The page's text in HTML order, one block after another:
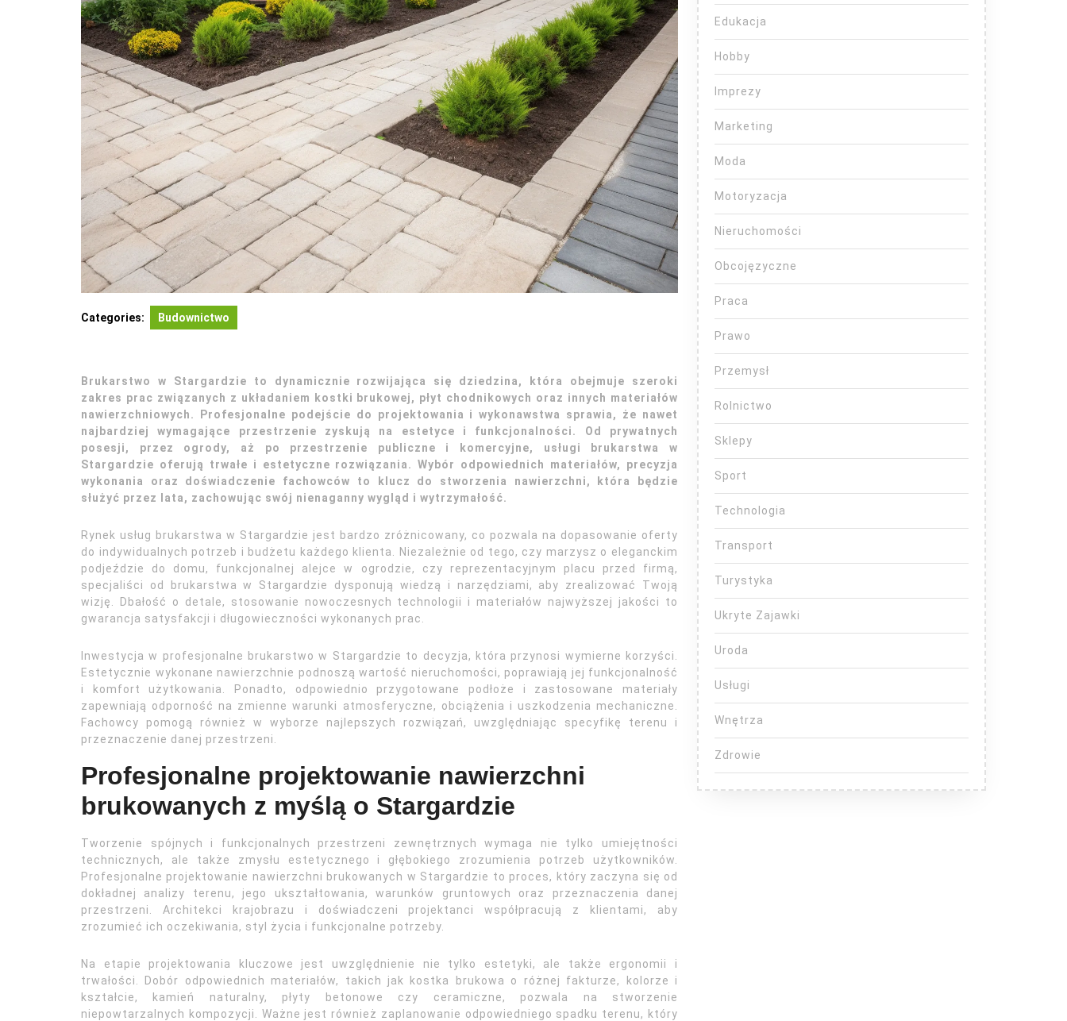
Categories: Budownictwo
Brukarstwo w Stargardzie to dynamicznie rozwijająca się dziedzina, która obejmuje szeroki
zakres prac związanych z układaniem kostki brukowej, płyt chodnikowych oraz innych materiałów
nawierzchniowych. Profesjonalne podejście do projektowania i wykonawstwa sprawia, że nawet
najbardziej wymagające przestrzenie zyskują na estetyce i funkcjonalności. Od prywatnych
posesji, przez ogrody, aż po przestrzenie publiczne i komercyjne, usługi brukarstwa w
Stargardzie oferują trwałe i estetyczne rozwiązania. Wybór odpowiednich materiałów, precyzja
wykonania oraz doświadczenie fachowców to klucz do stworzenia nawierzchni, która będzie
służyć przez lata, zachowując swój nienaganny wygląd i wytrzymałość.
Rynek usług brukarstwa w Stargardzie jest bardzo zróżnicowany, co pozwala na dopasowanie oferty
do indywidualnych potrzeb i budżetu każdego klienta. Niezależnie od tego, czy marzysz o eleganckim
podjeździe do domu, funkcjonalnej alejce w ogrodzie, czy reprezentacyjnym placu przed firmą,
specjaliści od brukarstwa w Stargardzie dysponują wiedzą i narzędziami, aby zrealizować Twoją
wizję. Dbałość o detale, stosowanie nowoczesnych technologii i materiałów najwyższej jakości to
gwarancja satysfakcji i długowieczności wykonanych prac.
Inwestycja w profesjonalne brukarstwo w Stargardzie to decyzja, która przynosi wymierne korzyści.
Estetycznie wykonane nawierzchnie podnoszą wartość nieruchomości, poprawiają jej funkcjonalność
i komfort użytkowania. Ponadto, odpowiednio przygotowane podłoże i zastosowane materiały
zapewniają odporność na zmienne warunki atmosferyczne, obciążenia i uszkodzenia mechaniczne.
Fachowcy pomogą również w wyborze najlepszych rozwiązań, uwzględniając specyfikę terenu i
przeznaczenie danej przestrzeni.
Profesjonalne projektowanie nawierzchni
brukowanych z myślą o Stargardzie
Tworzenie spójnych i funkcjonalnych przestrzeni zewnętrznych wymaga nie tylko umiejętności
technicznych, ale także zmysłu estetycznego i głębokiego zrozumienia potrzeb użytkowników.
Profesjonalne projektowanie nawierzchni brukowanych w Stargardzie to proces, który zaczyna się od
dokładnej analizy terenu, jego ukształtowania, warunków gruntowych oraz przeznaczenia danej
przestrzeni. Architekci krajobrazu i doświadczeni projektanci współpracują z klientami, aby
zrozumieć ich oczekiwania, styl życia i funkcjonalne potrzeby.
Na etapie projektowania kluczowe jest uwzględnienie nie tylko estetyki, ale także ergonomii i
trwałości. Dobór odpowiednich materiałów, takich jak kostka brukowa o różnej fakturze, kolorze i
kształcie, kamień naturalny, płyty betonowe czy ceramiczne, pozwala na stworzenie
niepowtarzalnych kompozycji. Ważne jest również zaplanowanie odpowiedniego spadku terenu, który
Edukacja
Hobby
Imprezy
Marketing
Moda
Motoryzacja
Nieruchomości
Obcojęzyczne
Praca
Prawo
Przemysł
Rolnictwo
Sklepy
Sport
Technologia
Transport
Turystyka
Ukryte Zajawki
Uroda
Usługi
Wnętrza
Zdrowie